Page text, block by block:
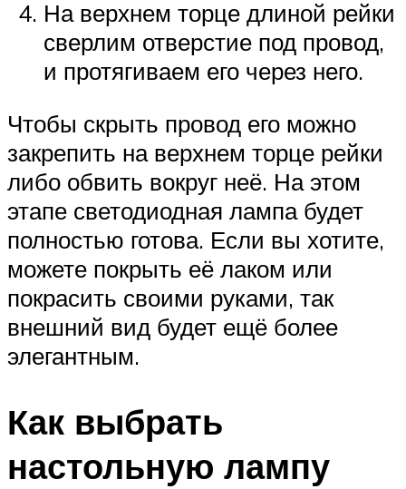
На верхнем торце длиной рейки
сверлим отверстие под провод,
и протягиваем его через него.
Чтобы скрыть провод его можно
закрепить на верхнем торце рейки
либо обвить вокруг неё. На этом
этапе светодиодная лампа будет
полностью готова. Если вы хотите,
можете покрыть её лаком или
покрасить своими руками, так
внешний вид будет ещё более
элегантным.
Как выбрать
настольную лампу